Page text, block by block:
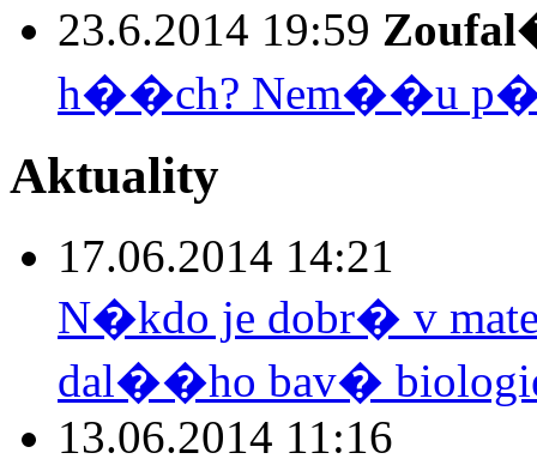
23.6.2014 19:59
h��ch? Nem��u
Aktuality
17.06.2014 14:21
N�kdo je dobr� v
dal��ho bav�
13.06.2014 11:16